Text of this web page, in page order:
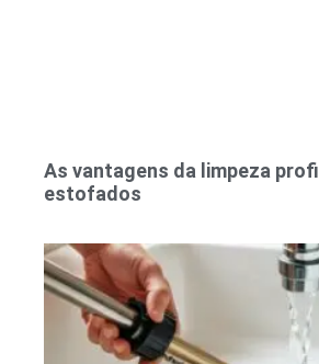
As vantagens da limpeza
estofados